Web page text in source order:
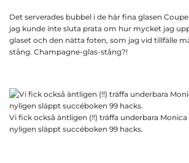
Det serverades bubbel i de här fina glasen
jag kunde inte sluta prata om hur mycket jag
glaset och den nätta foten, som jag vid tillfälle
stång. Champagne-glas-stång?!
Vi fick också äntligen (!!) träffa underbara
nyligen släppt succéboken 99 hacks.